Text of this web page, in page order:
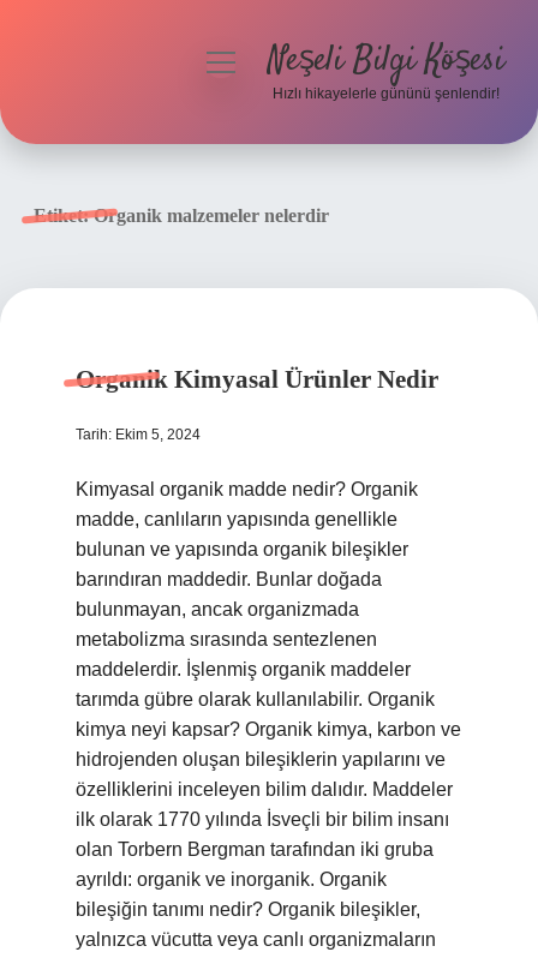
menüyüNeşeli Bilgi Köşesi
Hızlı hikayelerle gününü şenlendir!
Etiket:Organik malzemeler nelerdir
Organik Kimyasal Ürünler Nedir
Tarih: Ekim 5, 2024
Kimyasal organik madde nedir? Organik
madde, canlıların yapısında genellikle
bulunan ve yapısında organik bileşikler
barındıran maddedir. Bunlar doğada
bulunmayan, ancak organizmada
metabolizma sırasında sentezlenen
maddelerdir. İşlenmiş organik maddeler
tarımda gübre olarak kullanılabilir. Organik
kimya neyi kapsar? Organik kimya, karbon ve
hidrojenden oluşan bileşiklerin yapılarını ve
özelliklerini inceleyen bilim dalıdır. Maddeler
ilk olarak 1770 yılında İsveçli bir bilim insanı
olan Torbern Bergman tarafından iki gruba
ayrıldı: organik ve inorganik. Organik
bileşiğin tanımı nedir? Organik bileşikler,
yalnızca vücutta veya canlı organizmaların